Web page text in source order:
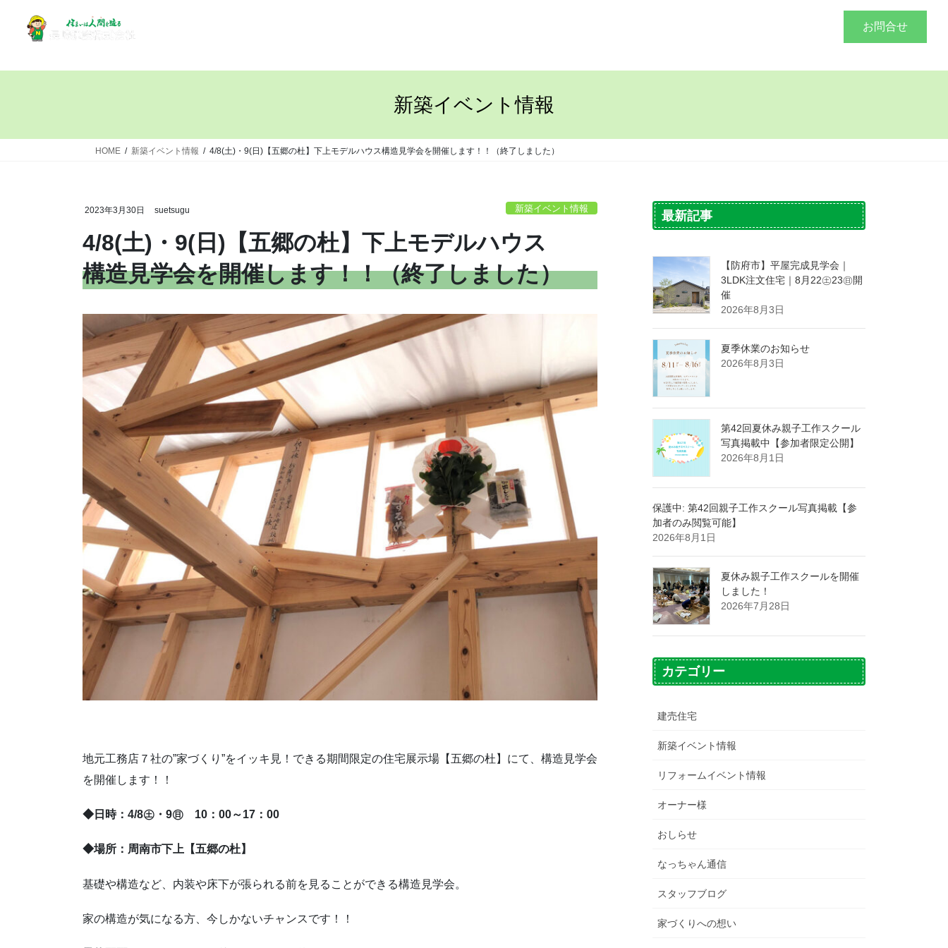
お問合せ
新築イベント情報
HOME 新築イベント情報 4/8(土)・9(日)【五郷の杜】下上モデルハウス構造見学会を開催します！！（終了しました）
2023年3月30日 suetsugu 新築イベント情報
4/8(土)・9(日)【五郷の杜】下上モデルハウス
構造見学会を開催します！！（終了しました）
地元工務店７社の”家づくり”をイッキ見！できる期間限定の住宅展示場【五郷の杜】にて、構造見学会
を開催します！！
◆日時：4/8㊏・9㊐ 10：00～17：00
◆場所：周南市下上【五郷の杜】
基礎や構造など、内装や床下が張られる前を見ることができる構造見学会。
家の構造が気になる方、今しかないチャンスです！！
最新記事
【防府市】平屋完成見学会｜
3LDK注文住宅｜8月22㊏23㊐開
催
2026年8月3日
夏季休業のお知らせ
2026年8月3日
第42回夏休み親子工作スクール
写真掲載中【参加者限定公開】
2026年8月1日
保護中: 第42回親子工作スクール写真掲載【参
加者のみ閲覧可能】
2026年8月1日
夏休み親子工作スクールを開催
しました！
2026年7月28日
カテゴリー
建売住宅
新築イベント情報
リフォームイベント情報
オーナー様
おしらせ
なっちゃん通信
スタッフブログ
家づくりへの想い